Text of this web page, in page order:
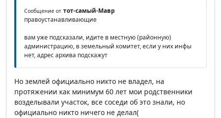
Сообщение от тот-самый-Мавр
правоустанавливающие
вам уже подсказали, идите в местную (районную)
администрацию, в земельный комитет, если у них инфы
нет, адрес архива подскажут
Но землей официально никто не владел, на
протяжении как минимум 60 лет мои родственники
возделывали участок, все соседи об это знали, но
официально никто ничего не делал(